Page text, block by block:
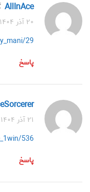
AllInAce
۲۰ آذر ۱۴۰۴ در ۷:۰۳ ق.ظ
29
پاسخ
۲۱ آذر ۱۴۰۴ در ۱:۵۹ ق.ظ
536
پاسخ